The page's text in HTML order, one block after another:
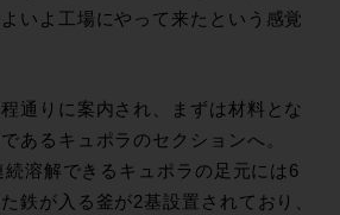
いよ工場にやって来たという感覚
通りに案内され、まずは材料とな
あるキュポラのセクションへ。
溶解できるキュポラの足元には6
鉄が入る釜が2基設置されており、